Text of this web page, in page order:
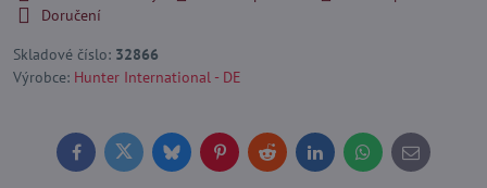
Doručení
Skladové číslo: 32866
Výrobce: Hunter International - DE
FacebookTwitterBlueskyPinterestReddit LinkedInWhatsApp
E-
mail